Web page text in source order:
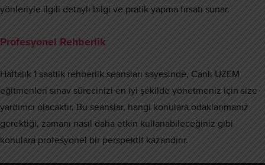
yönleriyle ilgili detaylı bilgi ve pratik yapma fırsatı sunar.
Profesyonel Rehberlik
Haftalık 1 saatlik rehberlik seansları sayesinde, Canlı UZEM
eğitmenleri sınav sürecinizi en iyi şekilde yönetmeniz için size
yardımcı olacaktır. Bu seanslar, hangi konulara odaklanmanız
gerektiği, zamanı nasıl daha etkin kullanabileceğiniz gibi
konulara profesyonel bir perspektif kazandırır.